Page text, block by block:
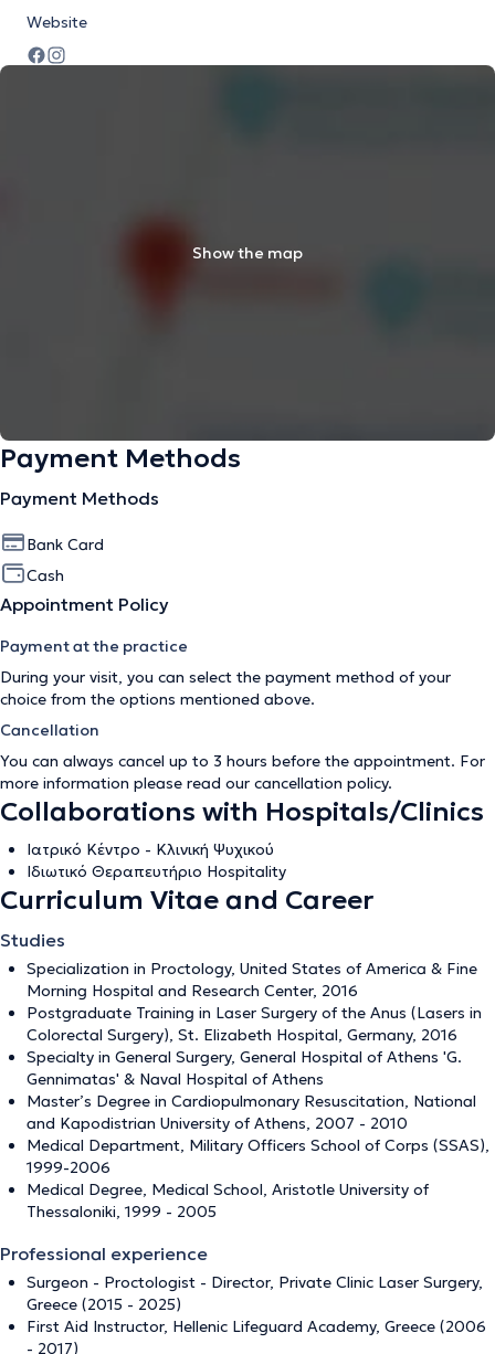
Website
Show the map
Payment Methods
Payment Methods
Bank Card
Cash
Appointment Policy
Payment at the practice
During your visit, you can select the payment method of your
choice from the options mentioned above.
Cancellation
You can always cancel up to 3 hours before the appointment. For
more information please read our cancellation policy.
Collaborations with Hospitals/Clinics
Ιατρικό Κέντρο - Κλινική Ψυχικού
Ιδιωτικό Θεραπευτήριο Hospitality
Curriculum Vitae and Career
Studies
Specialization in Proctology, United States of America & Fine
Morning Hospital and Research Center, 2016
Postgraduate Training in Laser Surgery of the Anus (Lasers in
Colorectal Surgery), St. Elizabeth Hospital, Germany, 2016
Specialty in General Surgery, General Hospital of Athens 'G.
Gennimatas' & Naval Hospital of Athens
Master’s Degree in Cardiopulmonary Resuscitation, National
and Kapodistrian University of Athens, 2007 - 2010
Medical Department, Military Officers School of Corps (SSAS),
1999-2006
Medical Degree, Medical School, Aristotle University of
Thessaloniki, 1999 - 2005
Professional experience
Surgeon - Proctologist - Director, Private Clinic Laser Surgery,
Greece (2015 - 2025)
First Aid Instructor, Hellenic Lifeguard Academy, Greece (2006
- 2017)